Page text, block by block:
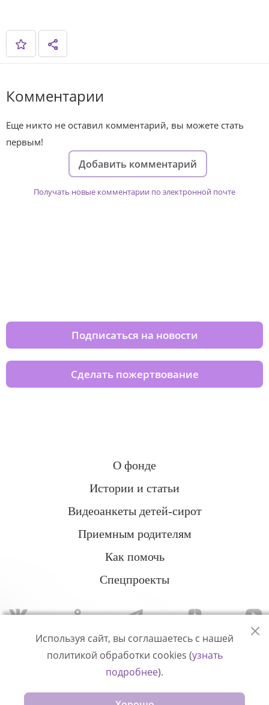
Комментарии
Еще никто не оставил комментарий, вы можете стать
первым!
Добавить комментарий
Получать новые комментарии по электронной почте
Подписаться на новости
Сделать пожертвование
О фонде
Истории и статьи
Видеоанкеты детей-сирот
Приемным родителям
Как помочь
Спецпроекты
Политика конфиденциальности
© Измени одну жизнь
Используя сайт, вы соглашаетесь с нашей
политикой обработки cookies (узнать
подробнее).